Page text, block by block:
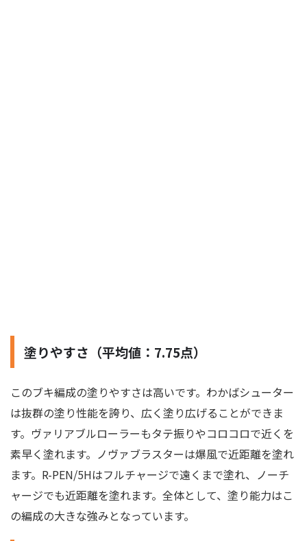
塗りやすさ（平均値：7.75点）
このブキ編成の塗りやすさは高いです。わかばシューター
は抜群の塗り性能を誇り、広く塗り広げることができま
す。ヴァリアブルローラーもタテ振りやコロコロで近くを
素早く塗れます。ノヴァブラスターは爆風で近距離を塗れ
ます。R-PEN/5Hはフルチャージで遠くまで塗れ、ノーチ
ャージでも近距離を塗れます。全体として、塗り能力はこ
の編成の大きな強みとなっています。